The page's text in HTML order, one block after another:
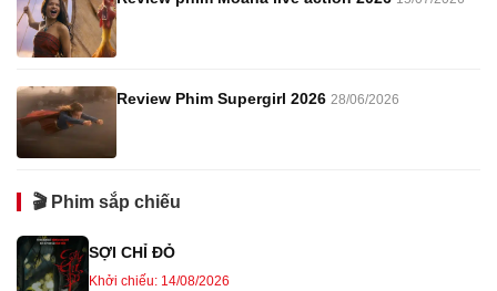
Review Phim Supergirl 2026 28/06/2026
🎬 Phim sắp chiếu
SỢI CHỈ ĐỎ
Khởi chiếu: 14/08/2026